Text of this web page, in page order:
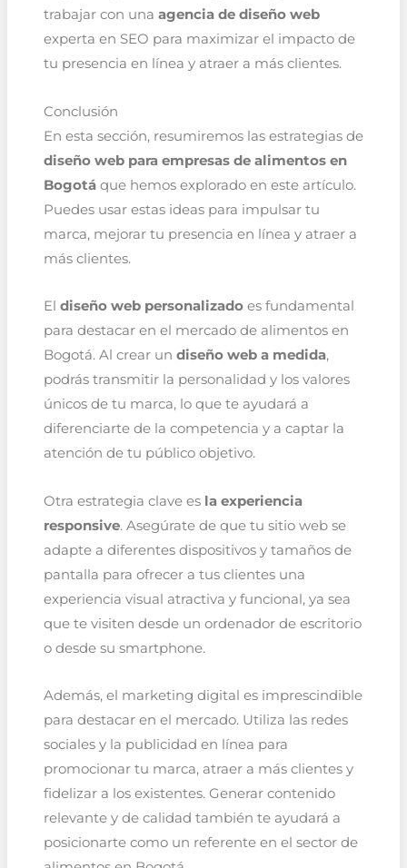
trabajar con una agencia de diseño web
experta en SEO para maximizar el impacto de
tu presencia en línea y atraer a más clientes.
Conclusión
En esta sección, resumiremos las estrategias de
diseño web para empresas de alimentos en
Bogotáque hemos explorado en este artículo.
Puedes usar estas ideas para impulsar tu
marca, mejorar tu presencia en línea y atraer a
más clientes.
El diseño web personalizadoes fundamental
para destacar en el mercado de alimentos en
Bogotá. Al crear un diseño web a medida,
podrás transmitir la personalidad y los valores
únicos de tu marca, lo que te ayudará a
diferenciarte de la competencia y a captar la
atención de tu público objetivo.
Otra estrategia clave es la experiencia
responsive. Asegúrate de que tu sitio web se
adapte a diferentes dispositivos y tamaños de
pantalla para ofrecer a tus clientes una
experiencia visual atractiva y funcional, ya sea
que te visiten desde un ordenador de escritorio
o desde su smartphone.
Además, el marketing digital es imprescindible
para destacar en el mercado. Utiliza las redes
sociales y la publicidad en línea para
promocionar tu marca, atraer a más clientes y
fidelizar a los existentes. Generar contenido
relevante y de calidad también te ayudará a
posicionarte como un referente en el sector de